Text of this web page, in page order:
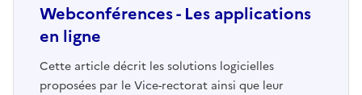
Webconférences - Les applications
en ligne
Cette article décrit les solutions logicielles
proposées par le Vice-rectorat ainsi que leur